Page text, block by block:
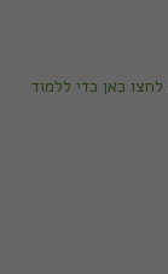
לחצו כאן כדי ללמוד